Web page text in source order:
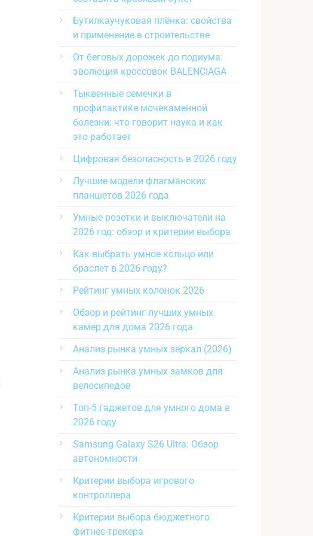
Бутилкаучуковая плёнка: свойства
и применение в строительстве
От беговых дорожек до подиума:
эволюция кроссовок BALENCIAGA
Тыквенные семечки в
профилактике мочекаменной
болезни: что говорит наука и как
это работает
Цифровая безопасность в 2026 году
Лучшие модели флагманских
планшетов 2026 года
Умные розетки и выключатели на
2026 год: обзор и критерии выбора
Как выбрать умное кольцо или
браслет в 2026 году?
Рейтинг умных колонок 2026
Обзор и рейтинг лучших умных
камер для дома 2026 года
Анализ рынка умных зеркал (2026)
Анализ рынка умных замков для
велосипедов
Топ-5 гаджетов для умного дома в
2026 году
Samsung Galaxy S26 Ultra: Обзор
автономности
Критерии выбора игрового
контроллера
Критерии выбора бюджетного
фитнес-трекера